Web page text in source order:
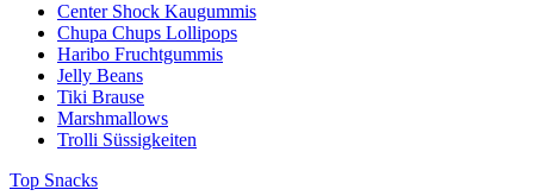
Center Shock Kaugummis
Chupa Chups Lollipops
Haribo Fruchtgummis
Jelly Beans
Tiki Brause
Marshmallows
Trolli Süssigkeiten
Top Snacks